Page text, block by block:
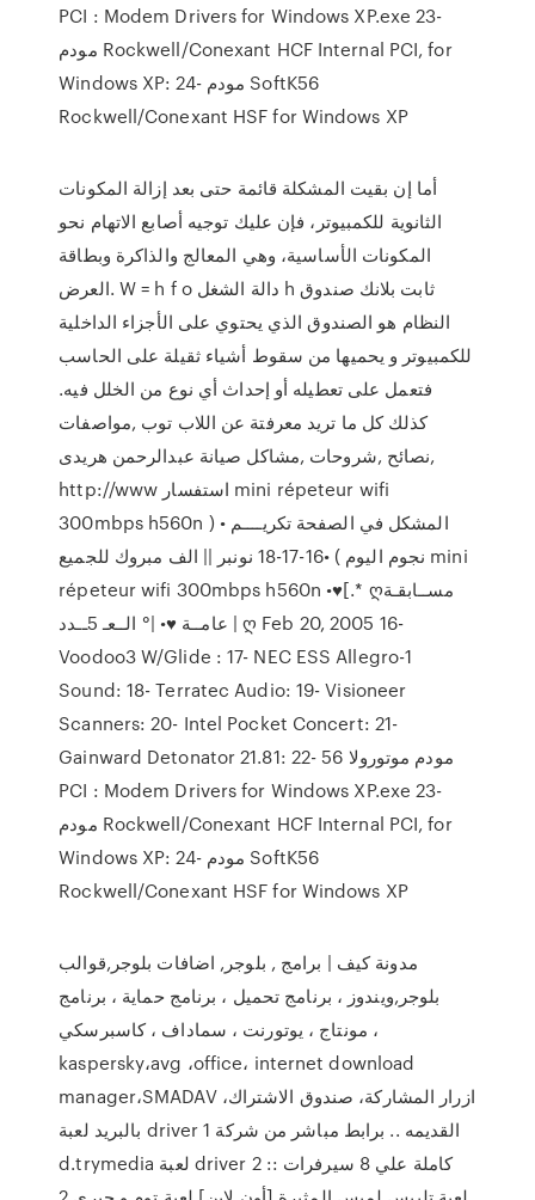
PCI : Modem Drivers for Windows XP.exe 23-
مودم Rockwell/Conexant HCF Internal PCI, for
Windows XP: 24- مودم SoftK56
Rockwell/Conexant HSF for Windows XP
أما إن بقيت المشكلة قائمة حتى بعد إزالة المكونات
الثانوية للكمبيوتر، فإن عليك توجيه أصابع الاتهام نحو
المكونات الأساسية، وهي المعالج والذاكرة وبطاقة
العرض. W = h f o دالة الشغل h ثابت بلانك صندوق
النظام هو الصندوق الذي يحتوي على الأجزاء الداخلية
للكمبيوتر و يحميها من سقوط أشياء ثقيلة على الحاسب
فتعمل على تعطيله أو إحداث أي نوع من الخلل فيه.
كذلك كل ما تريد معرفتة عن اللاب توب ,مواصفات
,نصائح ,شروحات ,مشاكل صيانة عبدالرحمن هريدى
http://www استفسار mini répeteur wifi
300mbps h560n المشكل في الصفحة تكريــــم • (
نجوم اليوم ) •16-17-18 نونبر || الف مبروك للجميع mini
répeteur wifi 300mbps h560n •♥[.* ღمســابقـة
عامــة ♥• |° الــعـ 5ــدد | ღ Feb 20, 2005 16-
Voodoo3 W/Glide : 17- NEC ESS Allegro-1
Sound: 18- Terratec Audio: 19- Visioneer
Scanners: 20- Intel Pocket Concert: 21-
Gainward Detonator 21.81: 22- مودم موتورولا 56
PCI : Modem Drivers for Windows XP.exe 23-
مودم Rockwell/Conexant HCF Internal PCI, for
Windows XP: 24- مودم SoftK56
Rockwell/Conexant HSF for Windows XP
مدونة كيف | برامج , بلوجر, اضافات بلوجر,قوالب
بلوجر,ويندوز ، برنامج تحميل ، برنامج حماية ، برنامج
مونتاج ، يوتورنت ، سماداف ، كاسبرسكي ،
kaspersky،avg ،office، internet download
manager،SMADAV ،ازرار المشاركة، صندوق الاشتراك
بالبريد لعبة driver 1 القديمه .. برابط مباشر من شركة
d.trymedia لعبة driver 2 :: كاملة علي 8 سيرفرات